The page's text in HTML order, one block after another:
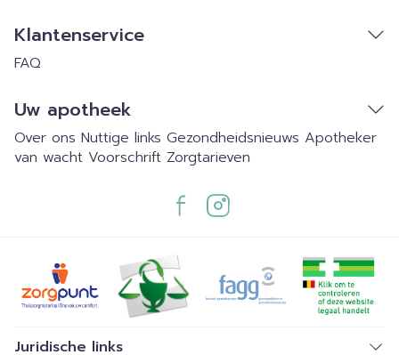
Klantenservice
FAQ
Uw apotheek
Over ons Nuttige links Gezondheidsnieuws Apotheker
van wacht Voorschrift Zorgtarieven
Juridische links